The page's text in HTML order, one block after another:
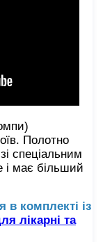
Полотно
спеціальним
і має більший
в комплекті із
лікарні та